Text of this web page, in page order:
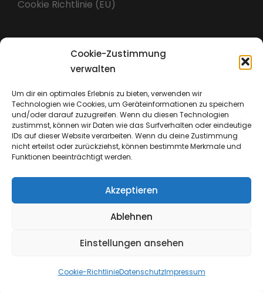
Cookie-Zustimmung
verwalten
Um dir ein optimales Erlebnis zu bieten, verwenden wir
Technologien wie Cookies, um Geräteinformationen zu speichern
und/oder darauf zuzugreifen. Wenn du diesen Technologien
zustimmst, können wir Daten wie das Surfverhalten oder eindeutige
IDs auf dieser Website verarbeiten. Wenn du deine Zustimmung
nicht erteilst oder zurückziehst, können bestimmte Merkmale und
Funktionen beeinträchtigt werden.
Akzeptieren
Ablehnen
Einstellungen ansehen
Cookie-RichtlinieDatenschutzImpressum
Cookie Richtlinie (EU)
Datenschutz
Datenschutz|Catch Shop Dark ByCatch Themes